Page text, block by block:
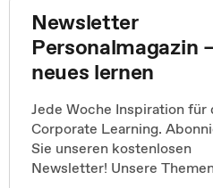
Newsletter
Personalmagazin
neues lernen
Jede Woche Inspiration für
Corporate Learning.
Sie unseren kostenlosen
Newsletter! Unsere